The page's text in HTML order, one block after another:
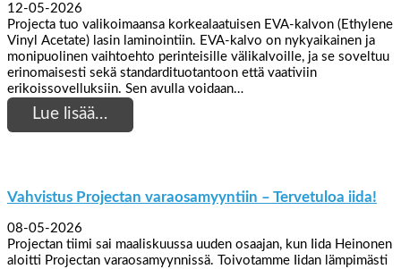
12-05-2026
Projecta tuo valikoimaansa korkealaatuisen EVA-kalvon (Ethylene
Vinyl Acetate) lasin laminointiin. EVA-kalvo on nykyaikainen ja
monipuolinen vaihtoehto perinteisille välikalvoille, ja se soveltuu
erinomaisesti sekä standardituotantoon että vaativiin
erikoissovelluksiin. Sen avulla voidaan…
Lue lisää…
Vahvistus Projectan varaosamyyntiin – Tervetuloa iida!
08-05-2026
Projectan tiimi sai maaliskuussa uuden osaajan, kun Iida Heinonen
aloitti Projectan varaosamyynnissä. Toivotamme Iidan lämpimästi